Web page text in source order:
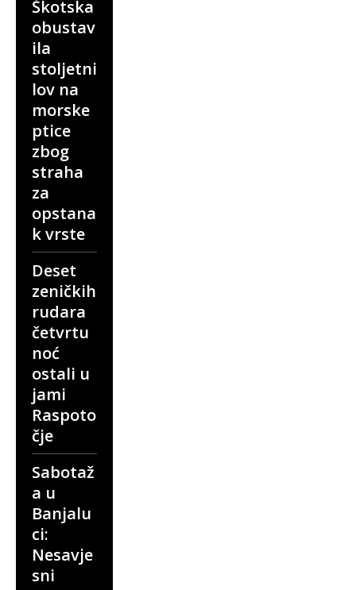
Škotska
obustav
ila
stoljetni
lov na
morske
ptice
zbog
straha
za
opstana
k vrste
Deset
zeničkih
rudara
četvrtu
noć
ostali u
jami
Raspoto
čje
Sabotaž
a u
Banjalu
ci:
Nesavje
sni